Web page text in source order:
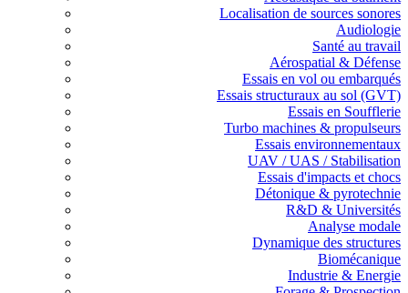
Localisation de sources sonores
Audiologie
Santé au travail
Aérospatial & Défense
Essais en vol ou embarqués
Essais structuraux au sol (GVT)
Essais en Soufflerie
Turbo machines & propulseurs
Essais environnementaux
UAV / UAS / Stabilisation
Essais d'impacts et chocs
Détonique & pyrotechnie
R&D & Universités
Analyse modale
Dynamique des structures
Biomécanique
Industrie & Energie